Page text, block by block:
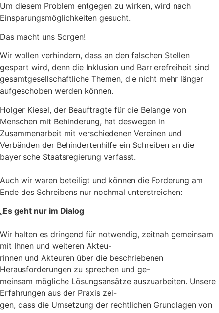
Um diesem Problem entgegen zu wirken, wird nach
Einsparungsmöglichkeiten gesucht.
Das macht uns Sorgen!
Wir wollen verhindern, dass an den falschen Stellen
gespart wird, denn die Inklusion und Barrierefreiheit sind
gesamtgesellschaftliche Themen, die nicht mehr länger
aufgeschoben werden können.
Holger Kiesel, der Beauftragte für die Belange von
Menschen mit Behinderung, hat deswegen in
Zusammenarbeit mit verschiedenen Vereinen und
Verbänden der Behindertenhilfe ein Schreiben an die
bayerische Staatsregierung verfasst.
Auch wir waren beteiligt und können die Forderung am
Ende des Schreibens nur nochmal unterstreichen:
„Es geht nur im Dialog
Wir halten es dringend für notwendig, zeitnah gemeinsam
mit Ihnen und weiteren Akteu-
rinnen und Akteuren über die beschriebenen
Herausforderungen zu sprechen und ge-
meinsam mögliche Lösungsansätze auszuarbeiten. Unsere
Erfahrungen aus der Praxis zei-
gen, dass die Umsetzung der rechtlichen Grundlagen von